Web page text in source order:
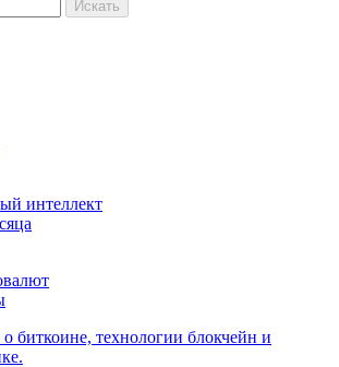
интеллект
биткоине, технологии блокчейн и